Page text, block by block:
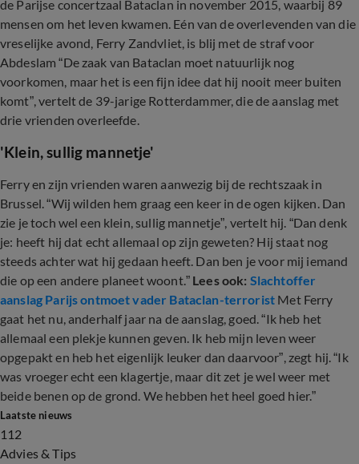
de Parijse concertzaal Bataclan in november 2015, waarbij 89
mensen om het leven kwamen. Eén van de overlevenden van die
vreselijke avond, Ferry Zandvliet, is blij met de straf voor
Abdeslam “De zaak van Bataclan moet natuurlijk nog
voorkomen, maar het is een fijn idee dat hij nooit meer buiten
komt”, vertelt de 39-jarige Rotterdammer, die de aanslag met
drie vrienden overleefde.
'Klein, sullig mannetje'
Ferry en zijn vrienden waren aanwezig bij de rechtszaak in
Brussel. “Wij wilden hem graag een keer in de ogen kijken. Dan
zie je toch wel een klein, sullig mannetje”, vertelt hij. “Dan denk
je: heeft hij dat echt allemaal op zijn geweten? Hij staat nog
steeds achter wat hij gedaan heeft. Dan ben je voor mij iemand
die op een andere planeet woont.” Lees ook: Slachtoffer
aanslag Parijs ontmoet vader Bataclan-terrorist Met Ferry
gaat het nu, anderhalf jaar na de aanslag, goed. “Ik heb het
allemaal een plekje kunnen geven. Ik heb mijn leven weer
opgepakt en heb het eigenlijk leuker dan daarvoor”, zegt hij. “Ik
was vroeger echt een klagertje, maar dit zet je wel weer met
beide benen op de grond. We hebben het heel goed hier.”
Laatste nieuws
112
Advies & Tips